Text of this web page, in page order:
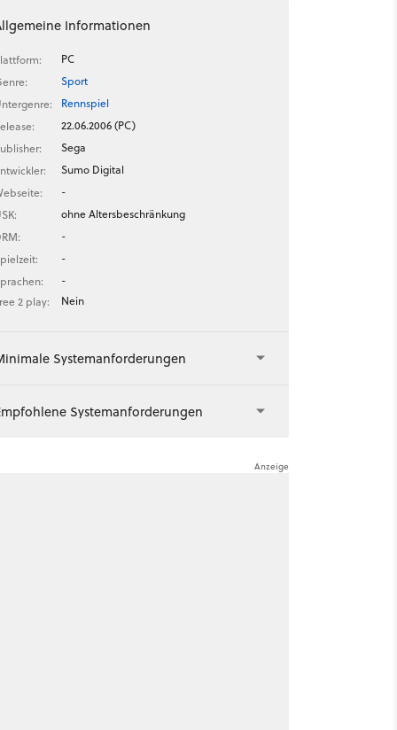
Informationen
PC
Sport
Rennspiel
22.06.2006 (PC)
Sega
Sumo Digital
-
ohne Altersbeschränkung
-
-
-
2 play:
Nein
Systemanforderungen
Systemanforderungen